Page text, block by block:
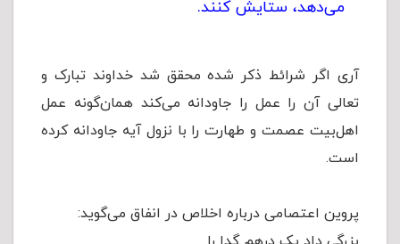
می‌دهد، ستایش کنند.
آری اگر شرائط ذکر شده محقق شد خداوند تبارک و
تعالی آن را عمل را جاودانه مى‌کند همان‌گونه عمل
اهل‌بیت عصمت و طهارت را با نزول آیه جاودانه کرده
است.
پروین اعتصامى درباره اخلاص در انفاق مى‌گوید: